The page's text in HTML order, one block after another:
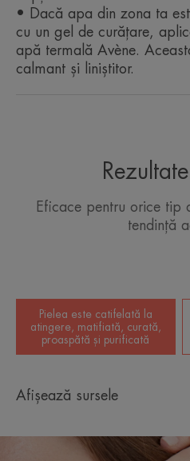
proprietăți calmante și
• MATIFIANT: reduce
Un gel ușor spumant, care se
• Dacă apa din zona ta
cu un gel de curățare,
apă termală Avène.
calmant și liniștitor.
Eficace pentru orice tip
tendință
Pielea este catifelată la
atingere, matifiată, curată,
proaspătă și purificată
Afișează sursele